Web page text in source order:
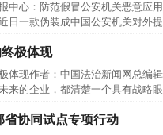
心：防范假冒公安机关恶意
日一款伪装成中国公安机关对外
极体现
体现作者：中国法治新闻网总
来的企业，都清楚一个具有战略
省协同试点专项行动